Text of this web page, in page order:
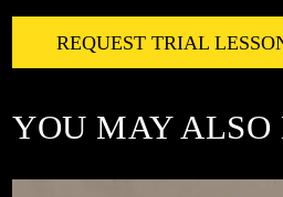
REQUEST TRIAL
YOU MAY ALSO